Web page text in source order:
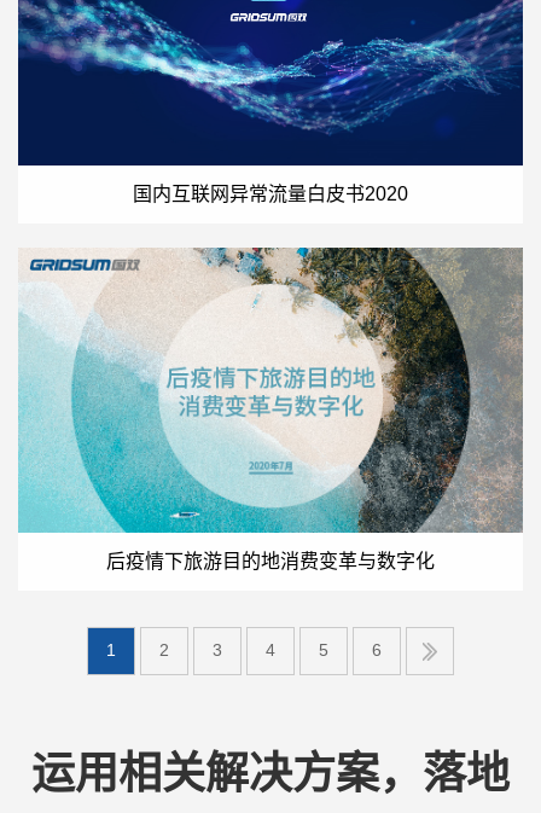
国内互联网异常流量白皮书2020
后疫情下旅游目的地消费变革与数字化
1 2 3 4 5 6
运用相关解决方案，落地